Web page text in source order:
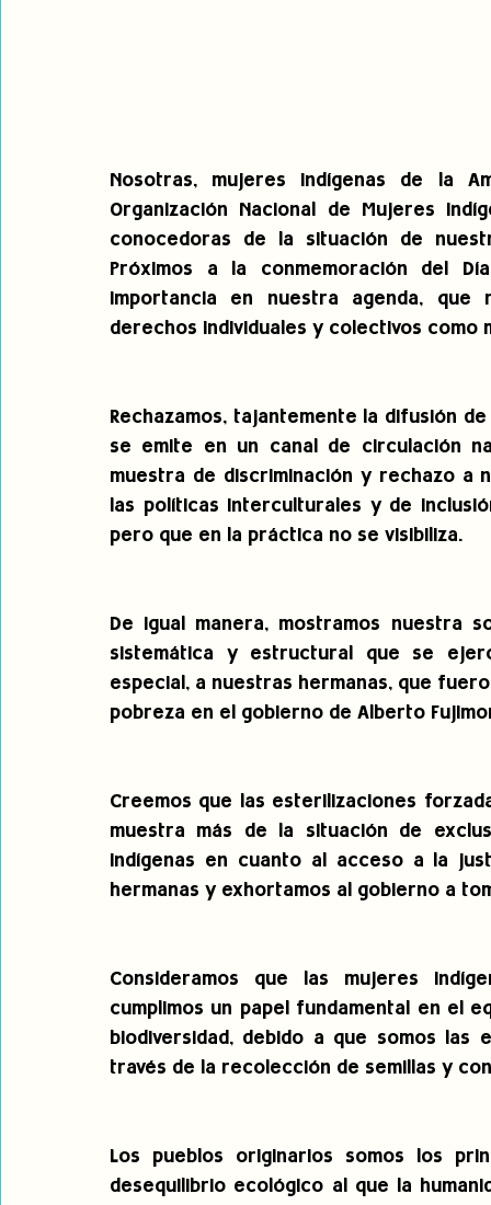
Nosotras, mujeres indígenas de la
Organización Nacional de Mujeres
conocedoras de la situación de
Próximos a la conmemoración del
importancia en nuestra agenda,
derechos individuales y colectivos como
Rechazamos, tajantemente la difusión
se emite en un canal de circulación
muestra de discriminación y rechazo a
las políticas interculturales y de
pero que en la práctica no se visibiliza.
De igual manera, mostramos nuestra
sistemática y estructural que se
especial, a nuestras hermanas, que
pobreza en el gobierno de Alberto
Creemos que las esterilizaciones
muestra más de la situación de
Indígenas en cuanto al acceso a la
hermanas y exhortamos al gobierno a
Consideramos que las mujeres
cumplimos un papel fundamental en el
biodiversidad, debido a que somos las
través de la recolección de semillas y
Los pueblos originarios somos los
desequilibrio ecológico al que la